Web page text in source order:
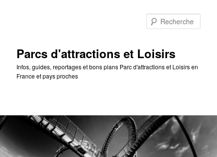
Parcs d'attractions et Loisirs
Infos, guides, reportages et bons plans Parc d'attractions et Loisirs en
France et pays proches